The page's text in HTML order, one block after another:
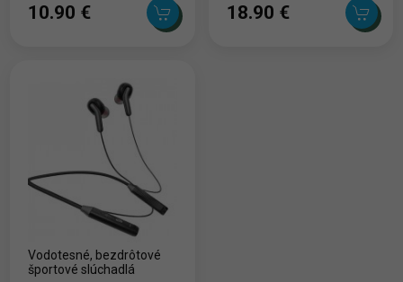
10.90 ‎€ 18.90 ‎€
Vodotesné, bezdrôtové
športové slúchadlá